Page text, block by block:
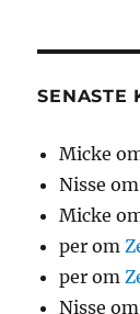
SENASTE
Micke
Nisse
Micke
per om
per om
Nisse